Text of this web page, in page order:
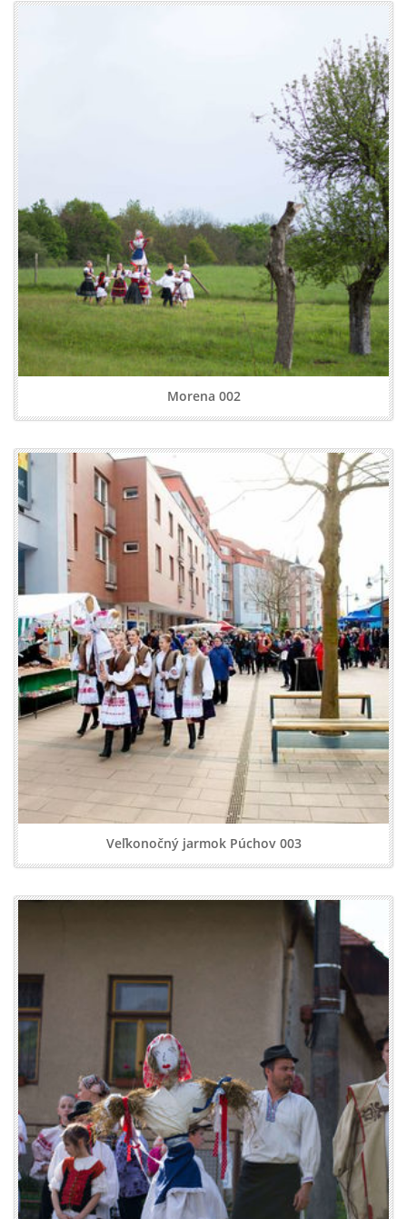
Morena 002
Veľkonočný jarmok Púchov 003